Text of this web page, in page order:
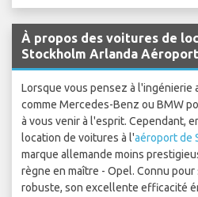
À propos des voitures de
Stockholm Arlanda Aéroport
Lorsque vous pensez à l'ingénierie
comme Mercedes-Benz ou BMW
à vous venir à l'esprit. Cependant,
location de voitures à l'aéroport de
marque allemande moins
règne en maître - Opel. Connu
robuste, son excellente efficacité